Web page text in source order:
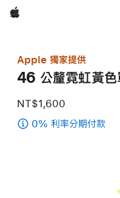
Apple
Apple 獨家提供
46 公釐霓虹黃
NT$1,600
0% 利率分期付款